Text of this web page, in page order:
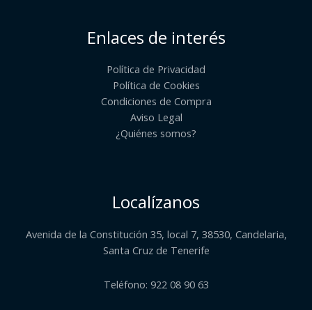
Enlaces de interés
Política de Privacidad
Política de Cookies
Condiciones de Compra
Aviso Legal
¿Quiénes somos?​
Localízanos
Avenida de la Constitución 35, local 7, 38530, Candelaria,
Santa Cruz de Tenerife
Teléfono: 922 08 90 63